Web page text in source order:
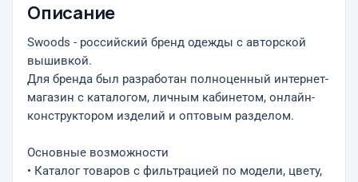
Описание
Swoods - российский бренд одежды с авторской
вышивкой.
Для бренда был разработан полноценный интернет-
магазин с каталогом, личным кабинетом, онлайн-
конструктором изделий и оптовым разделом.
Основные возможности
• Каталог товаров с фильтрацией по модели, цвету,